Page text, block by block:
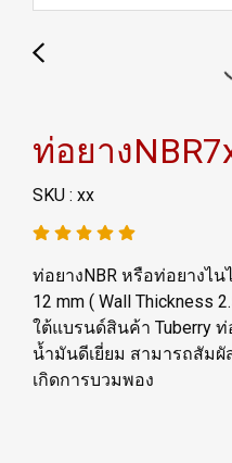
ท่อยาง
SKU : xx
ท่อยางNBR หรือท่อยางไน
12 mm ( Wall Thickness
ใต้แบรนด์สินค้า Tuberry
น้ำมันดีเยี่ยม สามารถสัม
เกิดการบวมพอง